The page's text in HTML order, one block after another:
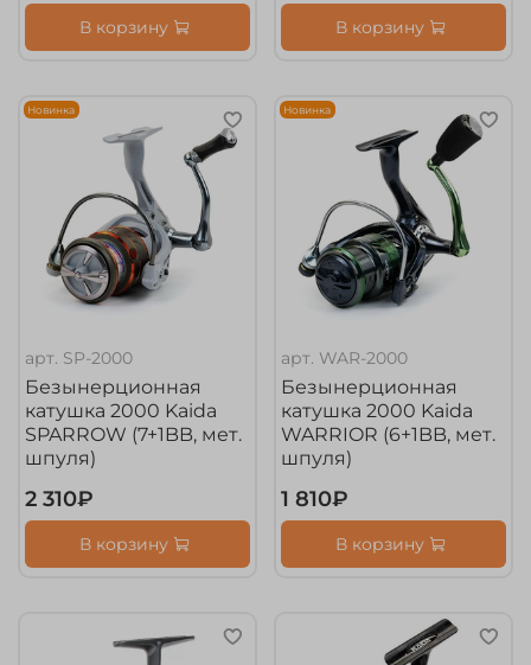
В корзину В корзину
Новинка
арт. SP-2000
Безынерционная
катушка 2000 Kaida
SPARROW (7+1BB, мет.
шпуля)
2 310₽
В корзину
Новинка
арт. WAR-2000
Безынерционная
катушка 2000 Kaida
WARRIOR (6+1BB, мет.
шпуля)
1 810₽
В корзину